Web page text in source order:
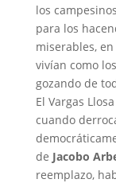
los
para los
miserables,
vivían como
gozando de
El Vargas
cuando
de Jacobo
reemplazo,